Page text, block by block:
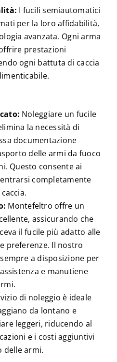
I fucili semiautomatici
per la loro affidabilità,
avanzata. Ogni arma
prestazioni
ogni battuta di caccia
Noleggiare un fucile
la necessità di
documentazione
delle armi da fuoco
Questo consente ai
completamente
Montefeltro offre un
assicurando che
il fucile più adatto alle
preferenze. Il nostro
a disposizione per
e manutiene
di noleggio è ideale
da lontano e
leggeri, riducendo al
e i costi aggiuntivi
delle armi.